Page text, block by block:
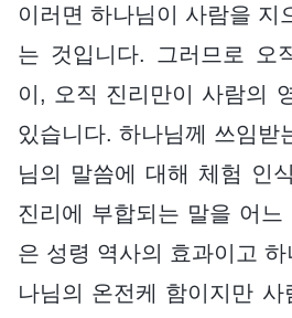
이러면 하나님이 사람을 지
는 것입니다. 그러므로 오
이, 오직 진리만이 사람의
있습니다. 하나님께 쓰임받
님의 말씀에 대해 체험 인
진리에 부합되는 말을 어
은 성령 역사의 효과이고
나님의 온전케 함이지만 사